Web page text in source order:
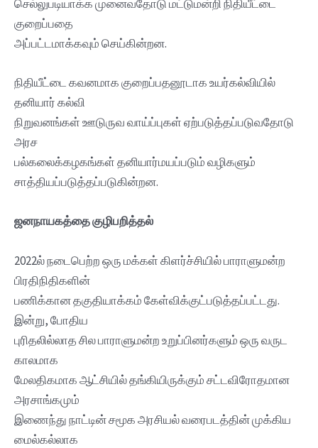
செல்லுபடியாக்க முனைவதோடு மட்டுமன்றி நிதியீட்டை
குறைப்பதை
அப்பட்டமாக்கவும் செய்கின்றன.
நிதியீட்டை கவனமாக குறைப்பதனூடாக உயர்கல்வியில்
தனியார் கல்வி
நிறுவனங்கள் ஊடுருவ வாய்ப்புகள் ஏற்படுத்தப்படுவதோடு
அரச
பல்கலைக்கழகங்கள் தனியார்மயப்படும் வழிகளும்
சாத்தியப்படுத்தப்படுகின்றன.
ஜனநாயகத்தை குழிபறித்தல்
2022ல் நடைபெற்ற ஒரு மக்கள் கிளர்ச்சியில் பாராளுமன்ற
பிரதிநிதிகளின்
பணிக்கான தகுதியாக்கம் கேள்விக்குட்படுத்தப்பட்டது.
இன்று, போதிய
புரிதலில்லாத சில பாராளுமன்ற உறுப்பினர்களும் ஒரு வருட
காலமாக
மேலதிகமாக ஆட்சியில் தங்கியிருக்கும் சட்டவிரோதமான
அரசாங்கமும்
இணைந்து நாட்டின் சமூக அரசியல் வரைபடத்தின் முக்கிய
மைல்கல்லாக